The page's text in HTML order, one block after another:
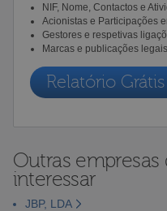
NIF, Nome, Contactos e
Acionistas e Participações
Gestores e respetivas
Marcas e publicações legais
Relatório
Outras
interessar
JBP, LDA